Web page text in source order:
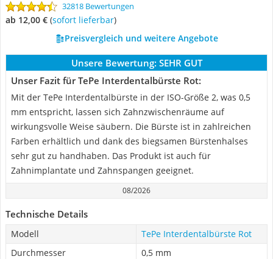
32818 Bewertungen
ab 12,00 € ( Sofort lieferbar)
Preisvergleich und weitere Angebote
Unsere Bewertung: SEHR GUT
Unser Fazit für TePe Interdentalbürste Rot:
Mit der TePe Interdentalbürste in der ISO-Größe 2, was 0,5
mm entspricht, lassen sich Zahnzwischenräume auf
wirkungsvolle Weise säubern. Die Bürste ist in zahlreichen
Farben erhältlich und dank des biegsamen Bürstenhalses
sehr gut zu handhaben. Das Produkt ist auch für
Zahnimplantate und Zahnspangen geeignet.
08/2026
Technische Details
Modell
TePe Interdentalbürste Rot
Durchmesser
0,5 mm